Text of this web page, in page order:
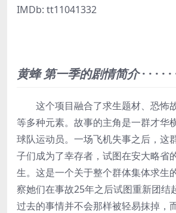
IMDb: tt11041332
黄蜂 第一季的剧情简介· · · · ·
这个项目融合了求生题材、恐怖
等多种元素。故事的主角是一群才华
球队运动员。一场飞机失事之后，这
子们成为了幸存者，试图在安大略省
生。这是一个关于整个群体集体求生
察她们在事故25年之后试图重新团结
过去的事情并不会那样被轻易抹掉，